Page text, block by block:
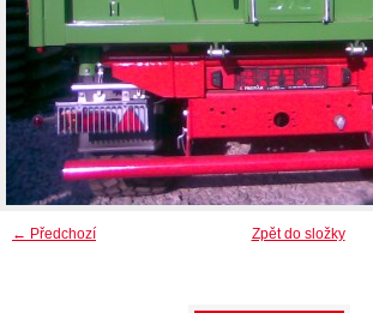
← Předchozí Zpět do složky